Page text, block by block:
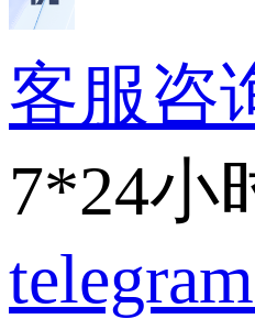
客服咨
7*24小
telegram